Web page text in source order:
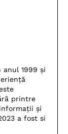
anul 1999 și
printre
și
a fost si